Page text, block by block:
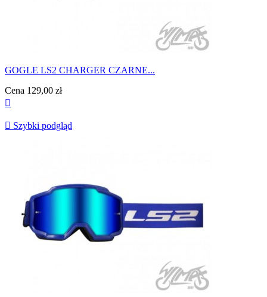
GOGLE LS2 CHARGER CZARNE...
Cena 129,00 zł

 Szybki podgląd